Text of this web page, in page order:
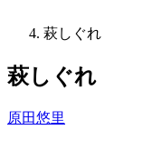
萩しぐれ
萩しぐれ
原田悠里